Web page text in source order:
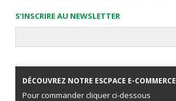
S’INSCRIRE AU NEWSLETTER
DÉCOUVREZ NOTRE ESCPACE E-COMMERCE
Pour commander cliquer ci-dessous